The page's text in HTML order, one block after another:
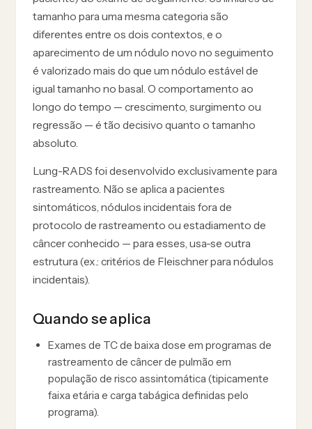
tamanho para uma mesma categoria são
diferentes entre os dois contextos, e o
aparecimento de um nódulo novo no seguimento
é valorizado mais do que um nódulo estável de
igual tamanho no basal. O comportamento ao
longo do tempo — crescimento, surgimento ou
regressão — é tão decisivo quanto o tamanho
absoluto.
Lung-RADS foi desenvolvido exclusivamente para
rastreamento. Não se aplica a pacientes
sintomáticos, nódulos incidentais fora de
protocolo de rastreamento ou estadiamento de
câncer conhecido — para esses, usa-se outra
estrutura (ex.: critérios de Fleischner para nódulos
incidentais).
Quando se aplica
Exames de TC de baixa dose em programas de
rastreamento de câncer de pulmão em
população de risco assintomática (tipicamente
faixa etária e carga tabágica definidas pelo
programa).